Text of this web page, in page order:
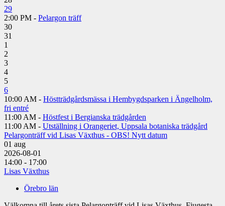
29
2:00 PM - Pelargon träff
30
31
1
2
3
4
5
6
10:00 AM - Höstträdgårdsmässa i Hembygdsparken i Ängelholm,
fri entré
11:00 AM - Höstfest i Bergianska trädgården
11:00 AM - Utställning i Orangeriet, Uppsala botaniska trädgård
Pelargonträff vid Lisas Växthus - OBS! Nytt datum
01 aug
2026-08-01
14:00 - 17:00
Lisas Växthus
Örebro län